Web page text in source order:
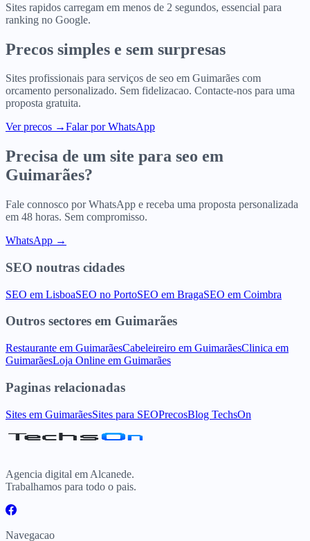
Sites rapidos carregam em menos de 2 segundos, essencial para
ranking no Google.
Precos simples e sem surpresas
Sites profissionais para serviços de seo em Guimarães com
orcamento personalizado. Sem fidelizacao. Contacte-nos para uma
proposta gratuita.
Ver precos →Falar por WhatsApp
Precisa de um site para seo em
Guimarães?
Fale connosco por WhatsApp e receba uma proposta personalizada
em 48 horas. Sem compromisso.
WhatsApp →
SEO noutras cidades
SEO em LisboaSEO no PortoSEO em BragaSEO em Coimbra
Outros sectores em Guimarães
Restaurante em GuimarãesCabeleireiro em GuimarãesClinica em
GuimarãesLoja Online em Guimarães
Paginas relacionadas
Sites em GuimarãesSites para SEOPrecosBlog TechsOn
Agencia digital em Alcanede.
Trabalhamos para todo o pais.
Navegacao